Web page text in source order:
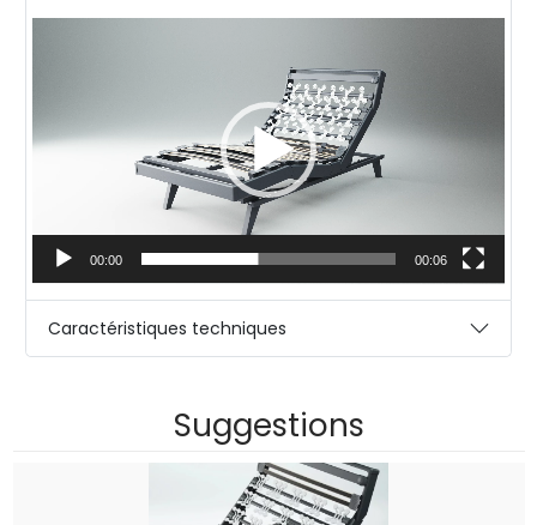
00:00 00:06
Caractéristiques techniques
Suggestions